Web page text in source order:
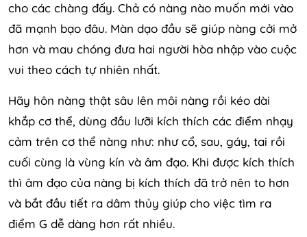
cho các chàng đấy. Chả có nàng nào muốn mới vào
đã mạnh bạo đâu. Màn dạo đầu sẽ giúp nàng cởi mở
hơn và mau chóng đưa hai người hòa nhập vào cuộc
vui theo cách tự nhiên nhất.
Hãy hôn nàng thật sâu lên môi nàng rồi kéo dài
khắp cơ thể, dùng đầu lưỡi kích thích các điểm nhạy
cảm trên cơ thể nàng như: như cổ, sau, gáy, tai rồi
cuối cùng là vùng kín và âm đạo. Khi được kích thích
thì âm đạo của nàng bị kích thích đã trở nên to hơn
và bắt đầu tiết ra dâm thủy giúp cho việc tìm ra
điểm G dễ dàng hơn rất nhiều.